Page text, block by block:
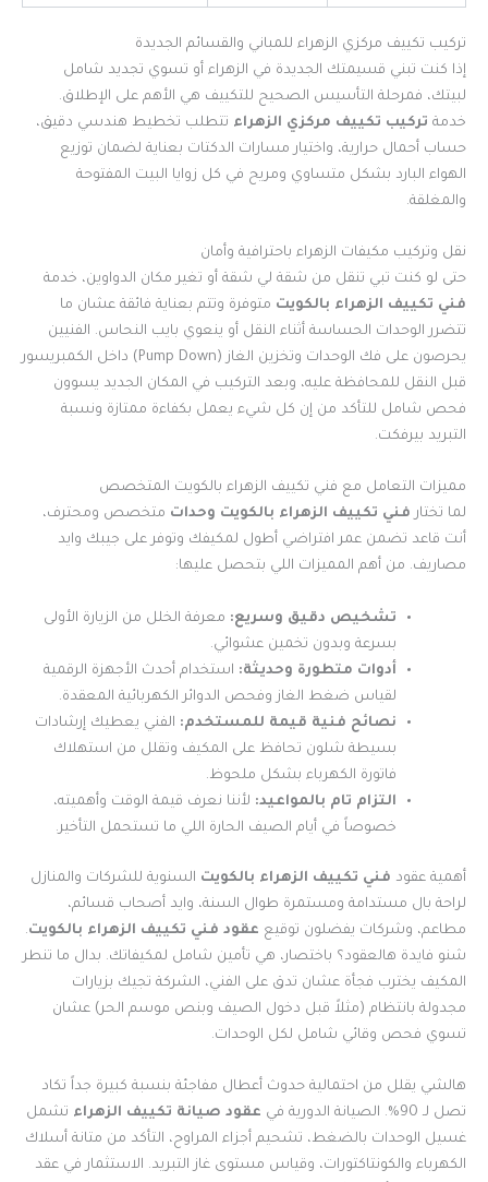
تركيب تكييف مركزي الزهراء للمباني والقسائم الجديدة
إذا كنت تبني قسيمتك الجديدة في الزهراء أو تسوي تجديد شامل
لبيتك، فمرحلة التأسيس الصحيح للتكييف هي الأهم على الإطلاق.
خدمة تركيب تكييف مركزي الزهراء تتطلب تخطيط هندسي دقيق،
حساب أحمال حرارية، واختيار مسارات الدكتات بعناية لضمان توزيع
الهواء البارد بشكل متساوي ومريح في كل زوايا البيت المفتوحة
والمغلقة.
نقل وتركيب مكيفات الزهراء باحترافية وأمان
حتى لو كنت تبي تنقل من شقة لي شقة أو تغير مكان الدواوين، خدمة
فني تكييف الزهراء بالكويت متوفرة وتتم بعناية فائقة عشان ما
تتضرر الوحدات الحساسة أثناء النقل أو ينعوي بايب النحاس. الفنيين
يحرصون على فك الوحدات وتخزين الغاز (Pump Down) داخل الكمبريسور
قبل النقل للمحافظة عليه، وبعد التركيب في المكان الجديد يسوون
فحص شامل للتأكد من إن كل شيء يعمل بكفاءة ممتازة ونسبة
التبريد بيرفكت.
مميزات التعامل مع فني تكييف الزهراء بالكويت المتخصص
لما تختار فني تكييف الزهراء بالكويت وحدات متخصص ومحترف،
أنت قاعد تضمن عمر افتراضي أطول لمكيفك وتوفر على جيبك وايد
مصاريف. من أهم المميزات اللي بتحصل عليها:
تشخيص دقيق وسريع: معرفة الخلل من الزيارة الأولى
بسرعة وبدون تخمين عشوائي.
أدوات متطورة وحديثة: استخدام أحدث الأجهزة الرقمية
لقياس ضغط الغاز وفحص الدوائر الكهربائية المعقدة.
نصائح فنية قيمة للمستخدم: الفني يعطيك إرشادات
بسيطة شلون تحافظ على المكيف وتقلل من استهلاك
فاتورة الكهرباء بشكل ملحوظ.
التزام تام بالمواعيد: لأننا نعرف قيمة الوقت وأهميته،
خصوصاً في أيام الصيف الحارة اللي ما تستحمل التأخير.
أهمية عقود فني تكييف الزهراء بالكويت السنوية للشركات والمنازل
لراحة بال مستدامة ومستمرة طوال السنة، وايد أصحاب قسائم،
مطاعم، وشركات يفضلون توقيع عقود فني تكييف الزهراء بالكويت.
شنو فايدة هالعقود؟ باختصار، هي تأمين شامل لمكيفاتك. بدال ما تنطر
المكيف يخترب فجأة عشان تدق على الفني، الشركة تجيك بزيارات
مجدولة بانتظام (مثلاً قبل دخول الصيف وبنص موسم الحر) عشان
تسوي فحص وقائي شامل لكل الوحدات.
هالشي يقلل من احتمالية حدوث أعطال مفاجئة بنسبة كبيرة جداً تكاد
تصل لـ 90%. الصيانة الدورية في
عقود صيانة تكييف الزهراء تشمل
غسيل الوحدات بالضغط، تشحيم أجزاء المراوح، التأكد من متانة أسلاك
الكهرباء والكونتاكتورات، وقياس مستوى غاز التبريد. الاستثمار في عقد